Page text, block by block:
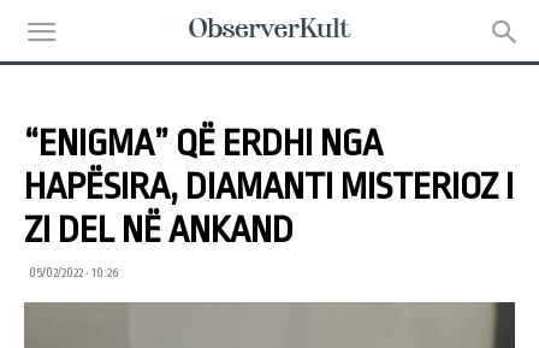
“ENIGMA” QË ERDHI NGA
HAPËSIRA, DIAMANTI MISTERIOZ I
ZI DEL NË ANKAND
05/02/2022 • 10:26